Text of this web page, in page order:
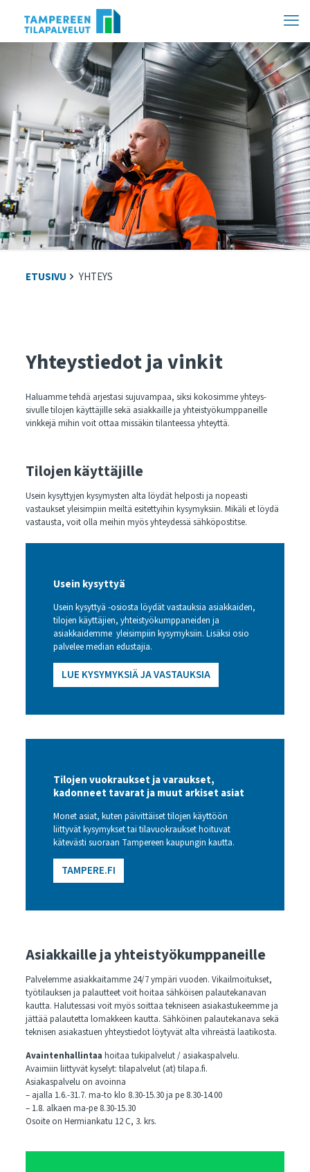
sisältöön
ETUSIVU YHTEYS
Yhteystiedot ja vinkit
Haluamme tehdä arjestasi sujuvampaa, siksi kokosimme yhteys-
sivulle tilojen käyttäjille sekä asiakkaille ja yhteistyökumppaneille
vinkkejä mihin voit ottaa missäkin tilanteessa yhteyttä.
Tilojen käyttäjille
Usein kysyttyjen kysymysten alta löydät helposti ja nopeasti
vastaukset yleisimpiin meiltä esitettyihin kysymyksiin. Mikäli et löydä
vastausta, voit olla meihin myös yhteydessä sähköpostitse.
Usein kysyttyä
Usein kysyttyä -osiosta löydät vastauksia asiakkaiden,
tilojen käyttäjien, yhteistyökumppaneiden ja
asiakkaidemme yleisimpiin kysymyksiin. Lisäksi osio
palvelee median edustajia.
LUE KYSYMYKSIÄ JA VASTAUKSIA
Tilojen vuokraukset ja varaukset,
kadonneet tavarat ja muut arkiset asiat
Monet asiat, kuten päivittäiset tilojen käyttöön
liittyvät kysymykset tai tilavuokraukset hoituvat
kätevästi suoraan Tampereen kaupungin kautta.
TAMPERE.FI
Asiakkaille ja yhteistyökumppaneille
Palvelemme asiakkaitamme 24/7 ympäri vuoden. Vikailmoitukset,
työtilauksen ja palautteet voit hoitaa sähköisen palautekanavan
kautta. Halutessasi voit myös soittaa tekniseen asiakastukeemme ja
jättää palautetta lomakkeen kautta. Sähköinen palautekanava sekä
teknisen asiakastuen yhteystiedot löytyvät alta vihreästä laatikosta.
Avaintenhallintaa hoitaa tukipalvelut / asiakaspalvelu.
Avaimiin liittyvät kyselyt: tilapalvelut (at) tilapa.fi.
Asiakaspalvelu on avoinna
– ajalla 1.6.-31.7. ma-to klo 8.30-15.30 ja pe 8.30-14.00
– 1.8. alkaen ma-pe 8.30-15.30
Osoite on Hermiankatu 12 C, 3. krs.